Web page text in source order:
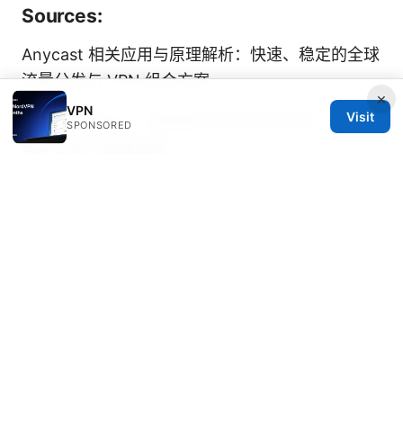
Sources:
Anycast 相关应用与原理解析：快速、稳定的全球
流量分发与 VPN 组合方案
按流量计费vpn：按数据计费的VPN选择、对比、
成本分析与设置指南
×
VPN
SPONSORED
Visit